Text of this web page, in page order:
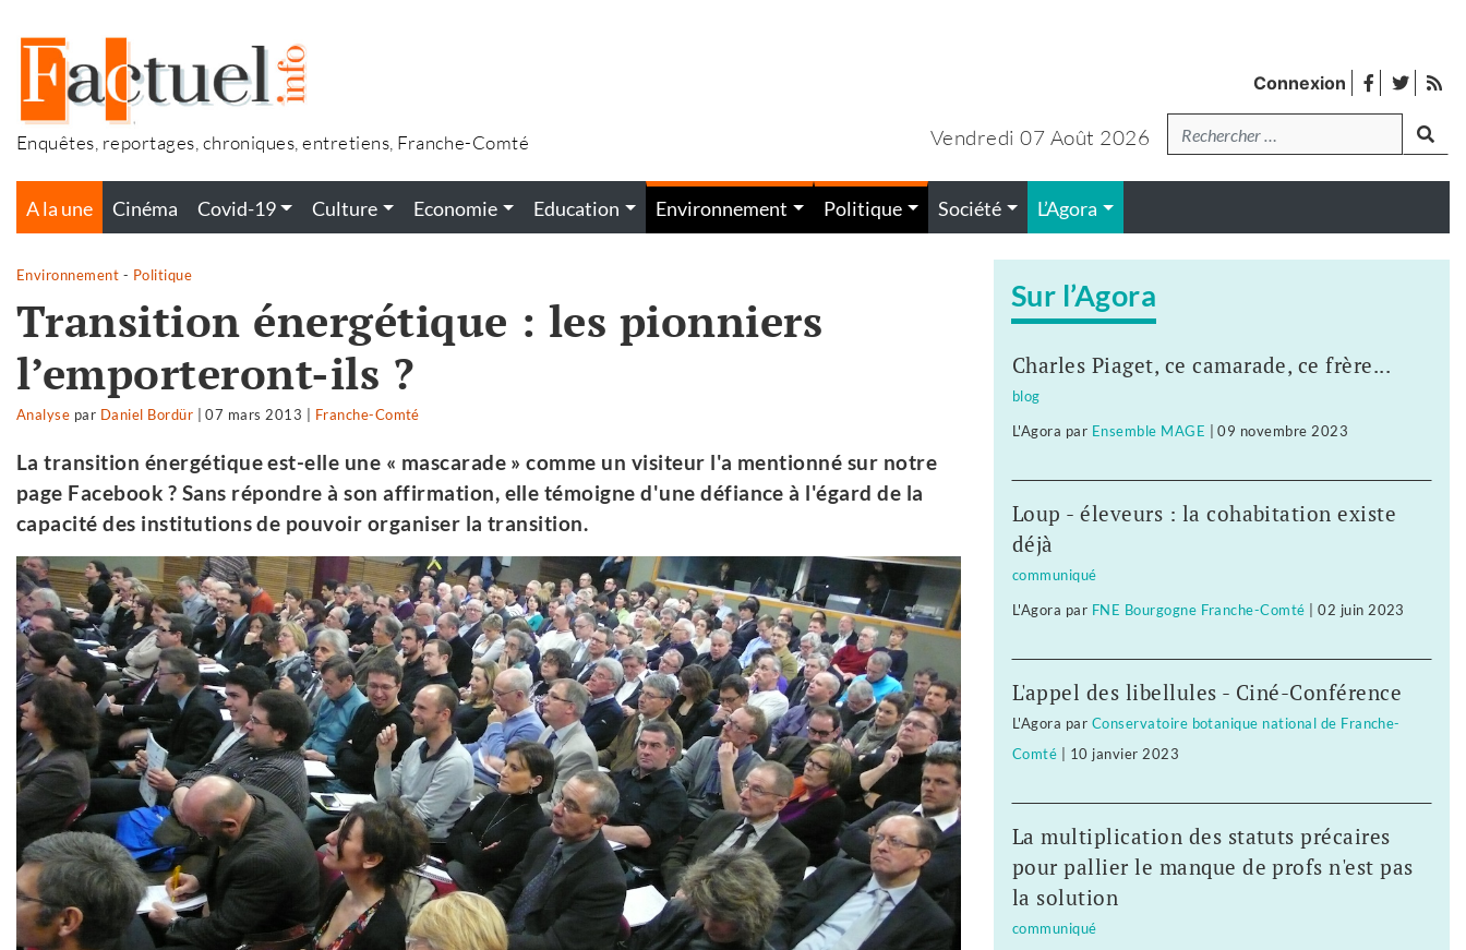
contenu
Enquêtes, reportages, chroniques, entretiens, Franche-Comté
Connexion facebook
twitter
Vendredi 07 Août 2026Recherche
A la une Cinéma Covid-19 Culture Economie Education Environnement Politique Société L’Agora
Environnement - Politique
Transition énergétique : les pionniers
l’emporteront-ils ?
Analyse par Daniel Bordür |07 mars 2013 Franche-Comté
La transition énergétique est-elle une « mascarade » comme un visiteur l'a mentionné sur notre
page Facebook ? Sans répondre à son affirmation, elle témoigne d'une défiance à l'égard de la
capacité des institutions de pouvoir organiser la transition.
Sur l’Agora
Charles Piaget, ce camarade, ce frère...
blog
L'Agora par Ensemble MAGE |09 novembre 2023
Loup - éleveurs : la cohabitation existe
déjà
communiqué
L'Agora par FNE Bourgogne Franche-Comté |02 juin 2023
L'appel des libellules - Ciné-Conférence
L'Agora par Conservatoire botanique national de Franche-
Comté
10 janvier 2023
La multiplication des statuts précaires
pour pallier le manque de profs n'est pas
la solution
communiqué